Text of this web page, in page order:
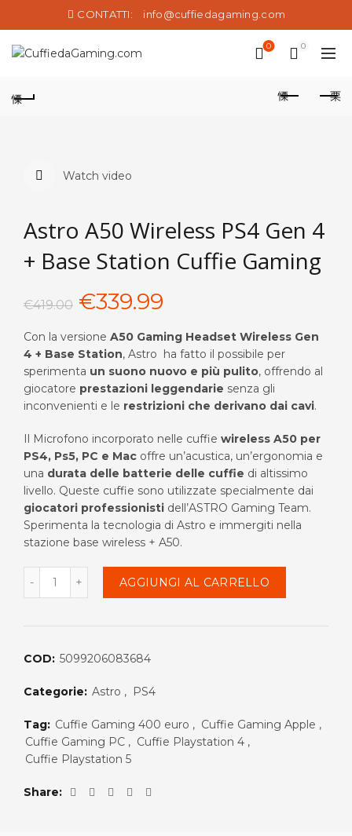
CONTATTI: info@cuffiedagaming.com
0 0
Watch video
Astro A50 Wireless PS4 Gen 4
+ Base Station Cuffie Gaming
€419.00 Il
prezzo
originale
era:
€419.00.
€339.99
prezzo
attuale
è:
€339.99.
Con la versione A50 Gaming Headset Wireless Gen
4 + Base Station, Astro ha fatto il possibile per
sperimenta un suono nuovo e più pulito, offrendo al
giocatore prestazioni leggendarie senza gli
inconvenienti e le restrizioni che derivano dai cavi.
Il Microfono incorporato nelle cuffie wireless A50 per
PS4, Ps5, PC e Mac offre un’acustica, un’ergonomia e
una durata delle batterie delle cuffie di altissimo
livello. Queste cuffie sono utilizzate specialmente dai
giocatori professionisti dell’ASTRO Gaming Team.
Sperimenta la tecnologia di Astro e immergiti nella
stazione base wireless + A50.
Quantità
AGGIUNGI AL CARRELLO
COD: 5099206083684
Categorie: Astro , PS4
Tag: Cuffie Gaming 400 euro , Cuffie Gaming Apple ,
Cuffie Gaming PC , Cuffie Playstation 4 ,
Cuffie Playstation 5
Share